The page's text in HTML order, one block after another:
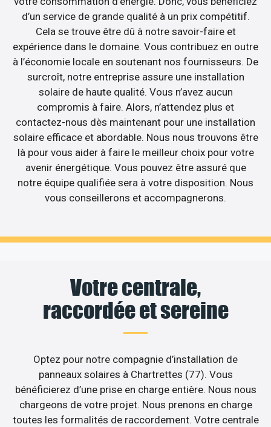
d’un service de grande qualité à un prix compétitif.
Cela se trouve être dû à notre savoir-faire et
expérience dans le domaine. Vous contribuez en outre
à l’économie locale en soutenant nos fournisseurs. De
surcroît, notre entreprise assure une installation
solaire de haute qualité. Vous n’avez aucun
compromis à faire. Alors, n’attendez plus et
contactez-nous dès maintenant pour une installation
solaire efficace et abordable. Nous nous trouvons être
là pour vous aider à faire le meilleur choix pour votre
avenir énergétique. Vous pouvez être assuré que
notre équipe qualifiée sera à votre disposition. Nous
vous conseillerons et accompagnerons.
Votre centrale,
raccordée et sereine
Optez pour notre compagnie d’installation de
panneaux solaires à Chartrettes (77). Vous
bénéficierez d’une prise en charge entière. Nous nous
chargeons de votre projet. Nous prenons en charge
toutes les formalités de raccordement. Votre centrale